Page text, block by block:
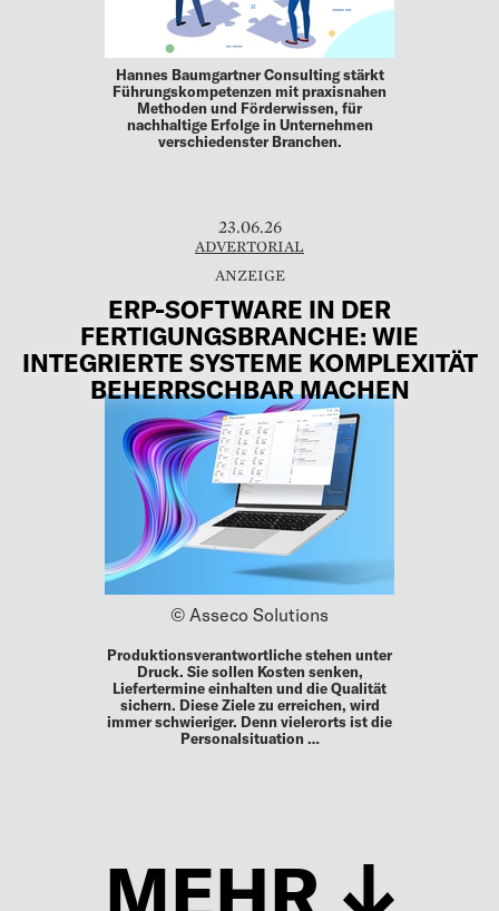
Hannes Baumgartner Consulting stärkt
Führungskompetenzen mit praxisnahen
Methoden und Förderwissen, für
nachhaltige Erfolge in Unternehmen
verschiedenster Branchen.
23.06.26
ADVERTORIAL
ERP-SOFTWARE IN DER
FERTIGUNGSBRANCHE: WIE
INTEGRIERTE SYSTEME KOMPLEXITÄT
BEHERRSCHBAR MACHEN
© Asseco Solutions
Produktionsverantwortliche stehen unter
Druck. Sie sollen Kosten senken,
Liefertermine einhalten und die Qualität
sichern. Diese Ziele zu erreichen, wird
immer schwieriger. Denn vielerorts ist die
Personalsituation …
MEHR